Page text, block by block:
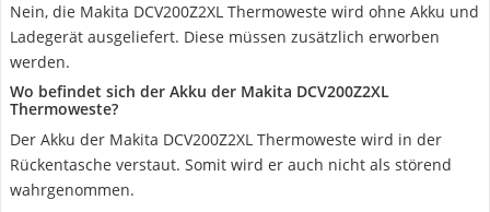
Nein, die Makita DCV200Z2XL Thermoweste wird ohne Akku und
Ladegerät ausgeliefert. Diese müssen zusätzlich erworben
werden.
Wo befindet sich der Akku der Makita DCV200Z2XL
Thermoweste?
Der Akku der Makita DCV200Z2XL Thermoweste wird in der
Rückentasche verstaut. Somit wird er auch nicht als störend
wahrgenommen.